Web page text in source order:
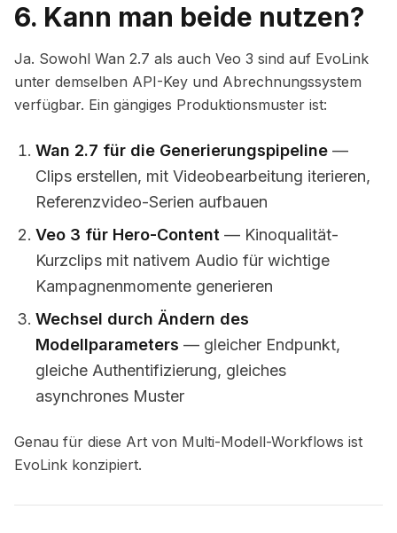
6. Kann man beide nutzen?
Ja. Sowohl Wan 2.7 als auch Veo 3 sind auf EvoLink
unter demselben API-Key und Abrechnungssystem
verfügbar. Ein gängiges Produktionsmuster ist:
Wan 2.7 für die Generierungspipeline —
Clips erstellen, mit Videobearbeitung iterieren,
Referenzvideo-Serien aufbauen
Veo 3 für Hero-Content — Kinoqualität-
Kurzclips mit nativem Audio für wichtige
Kampagnenmomente generieren
Wechsel durch Ändern des
Modellparameters — gleicher Endpunkt,
gleiche Authentifizierung, gleiches
asynchrones Muster
Genau für diese Art von Multi-Modell-Workflows ist
EvoLink konzipiert.